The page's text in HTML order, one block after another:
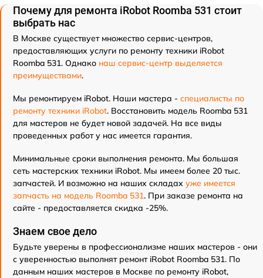
Почему для ремонта iRobot Roomba 531 стоит
выбрать нас
В Москве существует множество сервис-центров,
предоставляющих услуги по ремонту техники iRobot
Roomba 531. Однако наш сервис-центр выделяется
преимуществами.
Мы ремонтируем iRobot. Наши мастера - специалисты по
ремонту техники iRobot. Восстановить модель Roomba 531
для мастеров не будет новой задачей. На все виды
проведенных работ у нас имеется гарантия.
Минимальные сроки выполнения ремонта. Мы большая
сеть мастерских техники iRobot. Мы имеем более 20 тыс.
запчастей. И возможно на наших складах уже имеется
запчасть на модель Roomba 531. При заказе ремонта на
сайте - предоставляется скидка -25%.
Знаем свое дело
Будьте уверены в профессионализме наших мастеров - они
с уверенностью выполнят ремонт iRobot Roomba 531. По
данным наших мастеров в Москве по ремонту iRobot,